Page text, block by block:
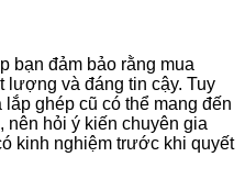
bạn đảm bảo rằng mua
lượng và đáng tin cậy. Tuy
ghép cũ có thể mang đến
nên hỏi ý kiến chuyên gia
kinh nghiệm trước khi quyết